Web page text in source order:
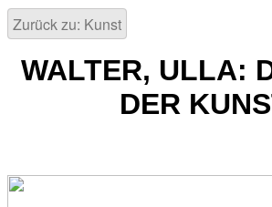
Zurück zu: Kunst
WALTER, ULLA:
DER